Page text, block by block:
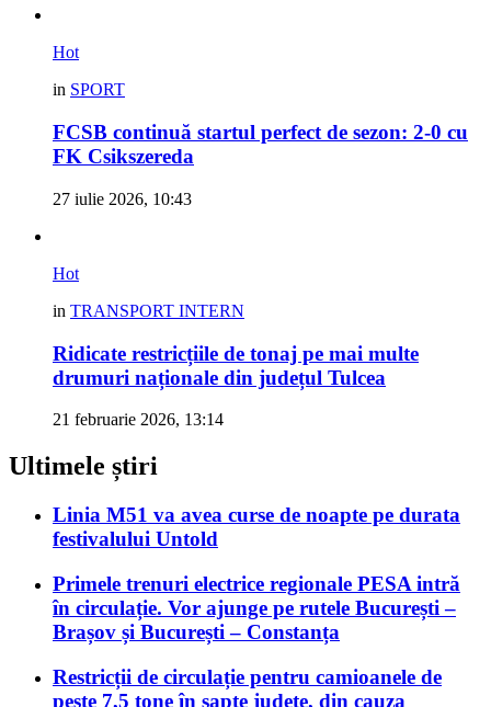
Hot
in SPORT
FCSB continuă startul perfect de sezon: 2-0 cu
FK Csikszereda
27 iulie 2026, 10:43
Hot
in TRANSPORT INTERN
Ridicate restricțiile de tonaj pe mai multe
drumuri naționale din județul Tulcea
21 februarie 2026, 13:14
Ultimele știri
Linia M51 va avea curse de noapte pe durata
festivalului Untold
Primele trenuri electrice regionale PESA intră
în circulație. Vor ajunge pe rutele București –
Brașov și București – Constanța
Restricții de circulație pentru camioanele de
peste 7,5 tone în șapte județe, din cauza